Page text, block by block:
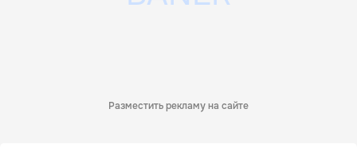
Разместить рекламу на сайте